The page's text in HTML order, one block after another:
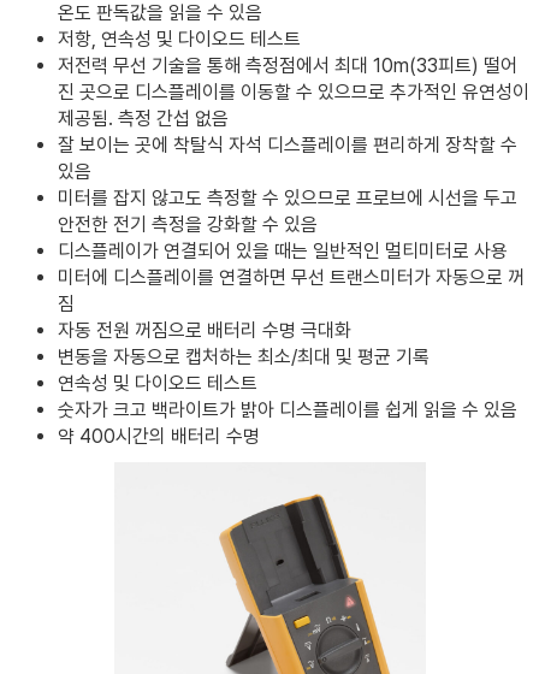
온도 판독값을 읽을 수 있음
저항, 연속성 및 다이오드 테스트
저전력 무선 기술을 통해 측정점에서 최대 10m(33피트) 떨어
진 곳으로 디스플레이를 이동할 수 있으므로 추가적인 유연성이
제공됨. 측정 간섭 없음
잘 보이는 곳에 착탈식 자석 디스플레이를 편리하게 장착할 수
있음
미터를 잡지 않고도 측정할 수 있으므로 프로브에 시선을 두고
안전한 전기 측정을 강화할 수 있음
디스플레이가 연결되어 있을 때는 일반적인 멀티미터로 사용
미터에 디스플레이를 연결하면 무선 트랜스미터가 자동으로 꺼
짐
자동 전원 꺼짐으로 배터리 수명 극대화
변동을 자동으로 캡처하는 최소/최대 및 평균 기록
연속성 및 다이오드 테스트
숫자가 크고 백라이트가 밝아 디스플레이를 쉽게 읽을 수 있음
약 400시간의 배터리 수명